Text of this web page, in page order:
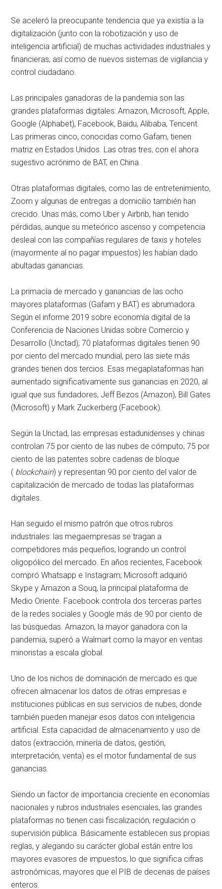
Se aceleró la preocupante tendencia que ya existía a la
digitalización (junto con la robotización y uso de
inteligencia artificial) de muchas actividades industriales y
financieras, así como de nuevos sistemas de vigilancia y
control ciudadano.
Las principales ganadoras de la pandemia son las
grandes plataformas digitales: Amazon, Microsoft, Apple,
Google (Alphabet), Facebook, Baidu, Alibaba, Tencent.
Las primeras cinco, conocidas como Gafam, tienen
matriz en Estados Unidos. Las otras tres, con el ahora
sugestivo acrónimo de BAT, en China.
Otras plataformas digitales, como las de entretenimiento,
Zoom y algunas de entregas a domicilio también han
crecido. Unas más, como Uber y Airbnb, han tenido
pérdidas, aunque su meteórico ascenso y competencia
desleal con las compañías regulares de taxis y hoteles
(mayormente al no pagar impuestos) les habían dado
abultadas ganancias.
La primacía de mercado y ganancias de las ocho
mayores plataformas (Gafam y BAT) es abrumadora.
Según el informe 2019 sobre economía digital de la
Conferencia de Naciones Unidas sobre Comercio y
Desarrollo (Unctad), 70 plataformas digitales tienen 90
por ciento del mercado mundial, pero las siete más
grandes tienen dos tercios. Esas megaplataformas han
aumentado significativamente sus ganancias en 2020, al
igual que sus fundadores, Jeff Bezos (Amazon), Bill Gates
(Microsoft) y Mark Zuckerberg (Facebook).
Según la Unctad, las empresas estadunidenses y chinas
controlan 75 por ciento de las nubes de cómputo, 75 por
ciento de las patentes sobre cadenas de bloque
( blockchain) y representan 90 por ciento del valor de
capitalización de mercado de todas las plataformas
digitales.
Han seguido el mismo patrón que otros rubros
industriales: las megaempresas se tragan a
competidores más pequeños, logrando un control
oligopólico del mercado. En años recientes, Facebook
compró Whatsapp e Instagram; Microsoft adquirió
Skype y Amazon a Souq, la principal plataforma de
Medio Oriente. Facebook controla dos terceras partes
de la redes sociales y Google más de 90 por ciento de
las búsquedas. Amazon, la mayor ganadora con la
pandemia, superó a Walmart como la mayor en ventas
minoristas a escala global.
Uno de los nichos de dominación de mercado es que
ofrecen almacenar los datos de otras empresas e
instituciones públicas en sus servicios de nubes, donde
también pueden manejar esos datos con inteligencia
artificial. Esta capacidad de almacenamiento y uso de
datos (extracción, minería de datos, gestión,
interpretación, venta) es el motor fundamental de sus
ganancias.
Siendo un factor de importancia creciente en economías
nacionales y rubros industriales esenciales, las grandes
plataformas no tienen casi fiscalización, regulación o
supervisión pública. Básicamente establecen sus propias
reglas, y alegando su carácter global están entre los
mayores evasores de impuestos, lo que significa cifras
astronómicas, mayores que el PIB de decenas de países
enteros.